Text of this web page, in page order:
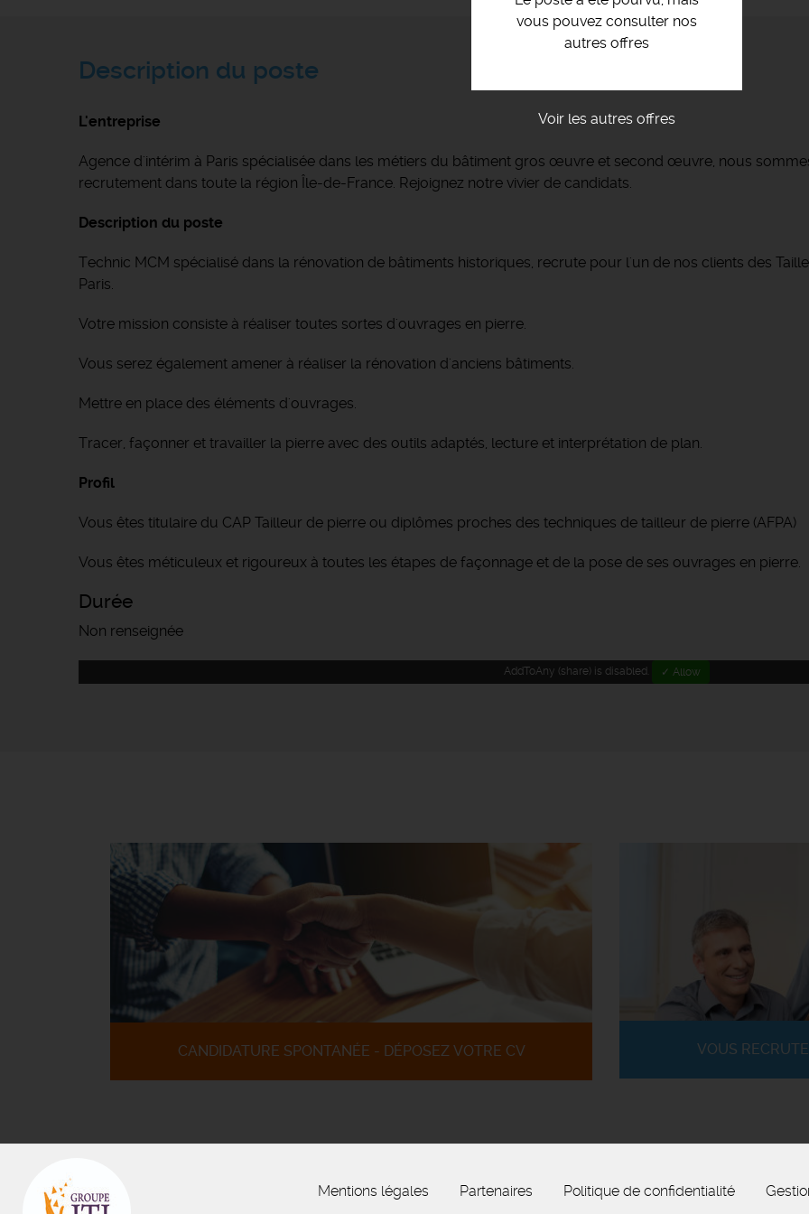
vous pouvez consulter nos
autres offres
Voir les autres offres
Description du poste
L'entreprise
Agence d'intérim à Paris spécialisée dans les métiers du bâtiment gros œuvre et second œuvre, nous
recrutement dans toute la région Île-de-France. Rejoignez notre vivier de candidats.
Description du poste
Technic MCM spécialisé dans la rénovation de bâtiments historiques, recrute pour l'un de nos clients des
Paris.
Votre mission consiste à réaliser toutes sortes d'ouvrages en pierre.
Vous serez également amener à réaliser la rénovation d'anciens bâtiments.
Mettre en place des éléments d'ouvrages.
Tracer, façonner et travailler la pierre avec des outils adaptés, lecture et interprétation de plan.
Profil
Vous êtes titulaire du CAP Tailleur de pierre ou diplômes proches des techniques de tailleur de pierre (AFPA)
Vous êtes méticuleux et rigoureux à toutes les étapes de façonnage et de la pose de ses ouvrages en pierre.
Durée
Non renseignée
AddToAny (share) is disabled. ✓ Allow
CANDIDATURE SPONTANÉE - DÉPOSEZ VOTRE CV VOUS
Mentions légales Partenaires Politique de confidentialité